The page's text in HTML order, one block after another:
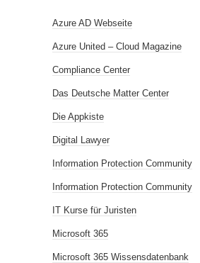
Azure AD Webseite
Azure United – Cloud Magazine
Compliance Center
Das Deutsche Matter Center
Die Appkiste
Digital Lawyer
Information Protection Community
Information Protection Community
IT Kurse für Juristen
Microsoft 365
Microsoft 365 Wissensdatenbank